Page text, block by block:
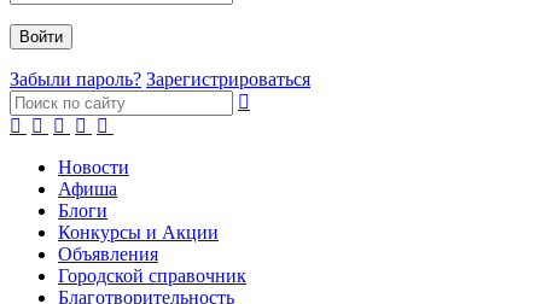
Забыли пароль? Зарегистрироваться
Новости
Афиша
Блоги
Конкурсы и Акции
Объявления
Городской справочник
Благотворительность